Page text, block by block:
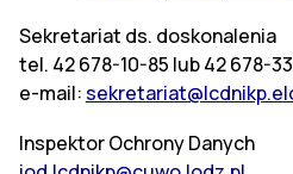
Sekretariat ds. doskonalenia
tel. 42 678-10-85 lub 42 678-
e-mail:
Inspektor Ochrony Danych